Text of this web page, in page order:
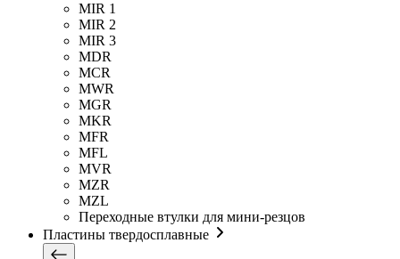
MIR 1
MIR 2
MIR 3
MDR
MCR
MWR
MGR
MKR
MFR
MFL
MVR
MZR
MZL
Переходные втулки для мини-резцов
Пластины твердосплавные